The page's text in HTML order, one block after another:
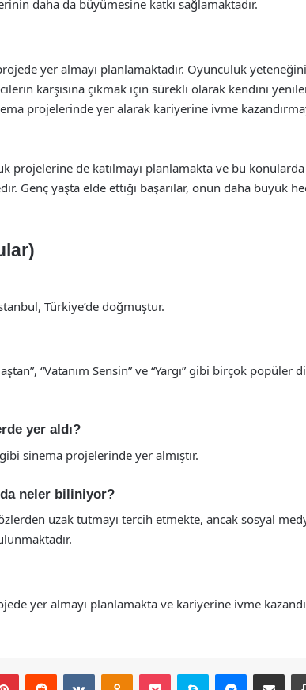
daha da büyümesine katkı sağlamaktadır.
yer almayı planlamaktadır. Oyunculuk yeteneğini
karşısına çıkmak için sürekli olarak kendini
projelerinde yer alarak kariyerine ivme
projelerine de katılmayı planlamakta ve bu konularda
Genç yaşta elde ettiği başarılar, onun daha büyük
Türkiye’de doğmuştur.
“Vatanım Sensin” ve “Yargı” gibi birçok popüler
yer aldı?
sinema projelerinde yer almıştır.
neler biliniyor?
uzak tutmayı tercih etmekte, ancak sosyal
yer almayı planlamakta ve kariyerine ivme
PinterestReddit VKontakteOdnoklassniki
Pocket Skype Messenger
E-Posta ile